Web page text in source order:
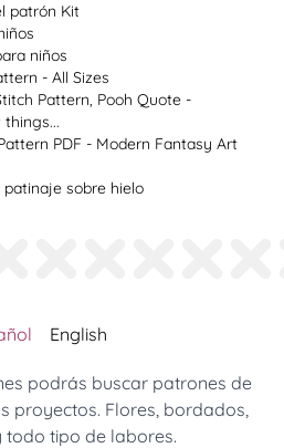
patrón Kit
niños
- All Sizes
Pattern, Pooh Quote -
PDF - Modern Fantasy Art
patinaje sobre hielo
English
podrás buscar patrones de
proyectos. Flores, bordados,
tipo de labores.